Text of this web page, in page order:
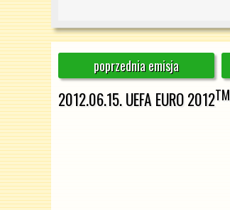
poprzednia emisja
2012.06.15. UEFA EURO 2012TM